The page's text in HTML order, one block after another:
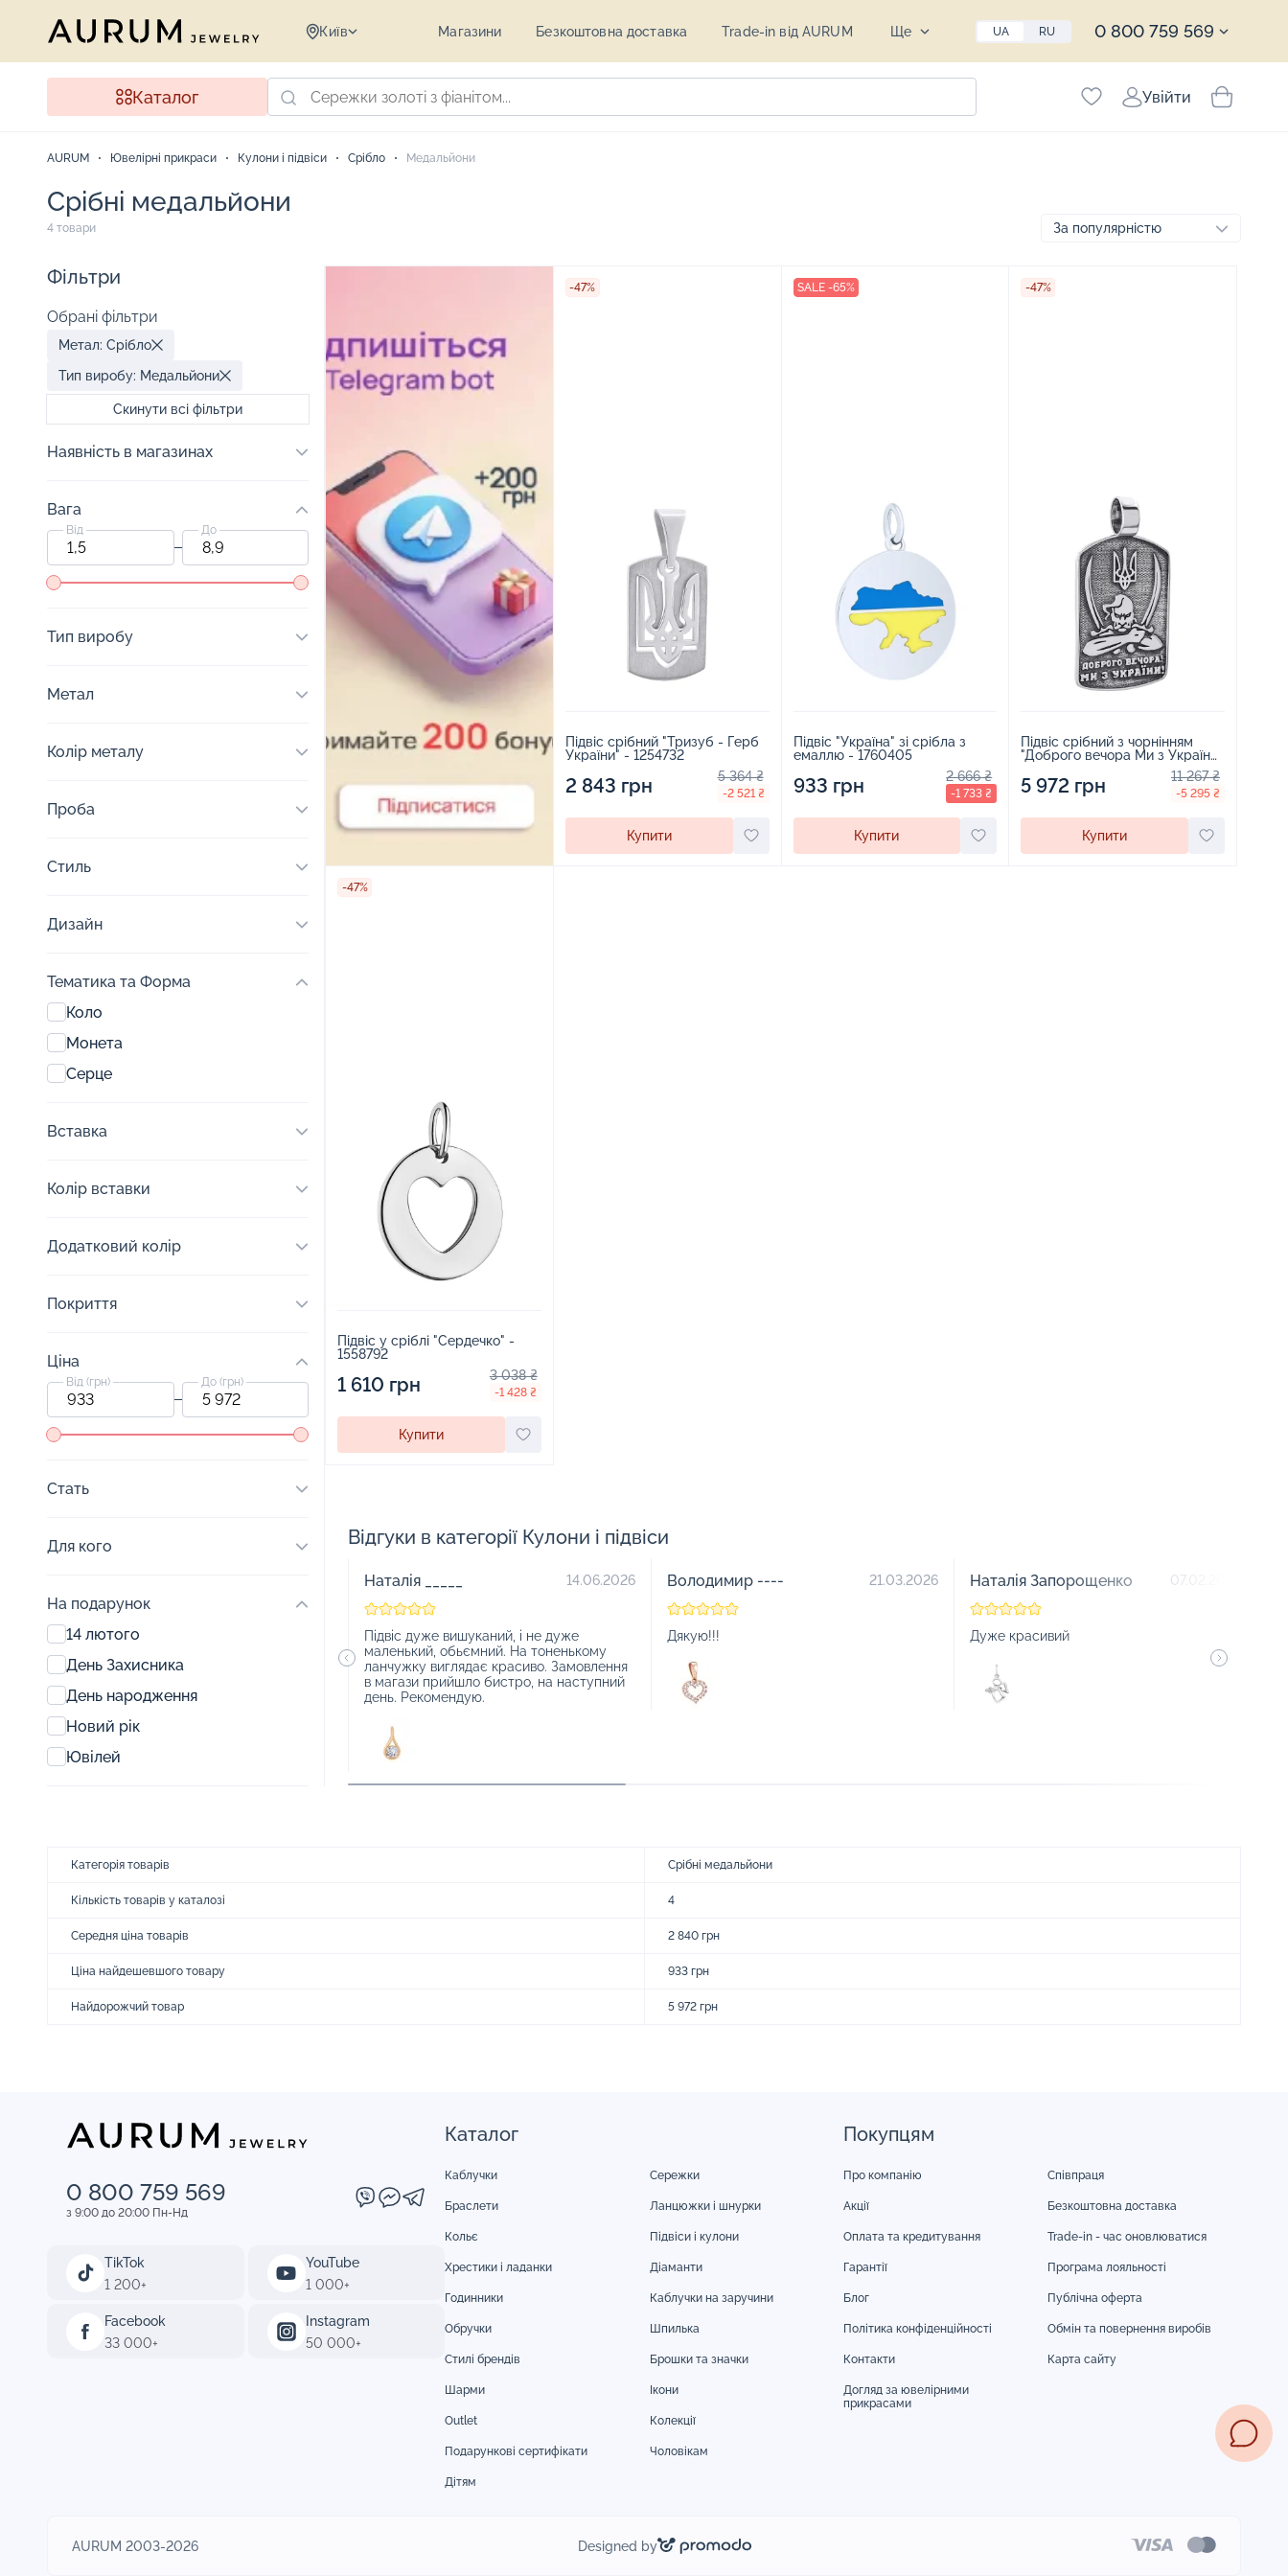
Київ Магазини Безкоштовна доставка Trade-in від AURUM Ще UA RU 0 800 759 569
Каталог Увійти
AURUM Ювелірні прикраси Кулони і підвіси Срібло Медальйони
Срібні медальйони
4 товари
Фільтри
Обрані фільтри
Метал: Срібло
Тип виробу: Медальйони
Скинути всі фільтри
Наявність в магазинах
Вага
Від До
Тип виробу
Метал
Колір металу
Проба
Стиль
Дизайн
Тематика та Форма
Коло
Монета
Серце
Вставка
Колір вставки
Додатковий колір
Покриття
Ціна
Від (грн) До (грн)
Стать
Для кого
На подарунок
14 лютого
День Захисника
День народження
Новий рік
Ювілей
-47%
Підвіс срібний "Тризуб - Герб
України" - 1254732
2 843 грн 5 364 ₴
-2 521 ₴
Купити
SALE -65%
Підвіс "Україна" зі срібла з
емаллю - 1760405
933 грн 2 666 ₴
-1 733 ₴
Купити
-47%
Підвіс срібний з чорнінням
"Доброго вечора Ми з України"
5 972 грн 11 267 ₴
-5 295 ₴
Купити
-47%
Підвіс у сріблі "Сердечко" -
1558792
1 610 грн 3 038 ₴
-1 428 ₴
Купити
Відгуки в категорії Кулони і підвіси
Наталія _____ 14.06.2026
Підвіс дуже вишуканий, і не дуже
маленький, обьємний. На тоненькому
ланчужку виглядає красиво. Замовлення
в магази прийшло бистро, на наступний
день. Рекомендую.
Володимир ---- 21.03.2026
Дякую!!!
Наталія Запорощенко 07.02.2026
Дуже красивий
Категорія товарів Срібні медальйони
Кількість товарів у каталозі 4
Середня ціна товарів 2 840 грн
Ціна найдешевшого товару 933 грн
Найдорожчий товар 5 972 грн
0 800 759 569
з 9:00 до 20:00 Пн-Нд
TikTok
1 200+
YouTube
1 000+
Facebook
33 000+
Instagram
50 000+
Каталог
Каблучки Сережки
Браслети Ланцюжки і шнурки
Кольє Підвіси і кулони
Хрестики і ладанки Діаманти
Годинники Каблучки на заручини
Обручки Шпилька
Стилі брендів Брошки та значки
Шарми Ікони
Outlet Колекції
Подарункові сертифікати Чоловікам
Дітям
Покупцям
Про компанію Співпраця
Акції Безкоштовна доставка
Оплата та кредитування Trade-in - час оновлюватися
Гарантії Програма лояльності
Блог Публічна оферта
Політика конфіденційності Обмін та повернення виробів
Контакти Карта сайту
Догляд за ювелірними
прикрасами
AURUM 2003-2026 Designed by